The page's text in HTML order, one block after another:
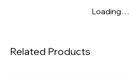
Loading…
Related Products